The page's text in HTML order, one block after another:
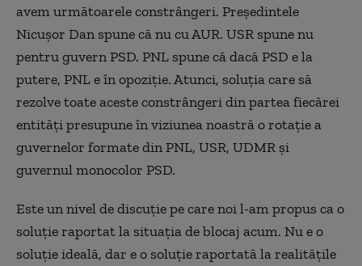
avem următoarele constrângeri. Președintele
Nicușor Dan spune că nu cu AUR. USR spune nu
pentru guvern PSD. PNL spune că dacă PSD e la
putere, PNL e în opoziție. Atunci, soluția care să
rezolve toate aceste constrângeri din partea fiecărei
entități presupune în viziunea noastră o rotație a
guvernelor formate din PNL, USR, UDMR și
guvernul monocolor PSD.
Este un nivel de discuție pe care noi l-am propus ca o
soluție raportat la situația de blocaj acum. Nu e o
soluție ideală, dar e o soluție raportată la realitățile